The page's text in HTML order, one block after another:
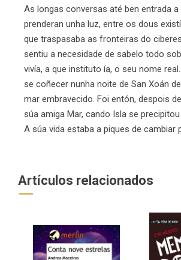
As longas conversas até ben entrada a
prenderan unha luz, entre os dous
que traspasaba as fronteiras do
sentiu a necesidade de sabelo todo
vivía, a que instituto ía, o seu nome
se coñecer nunha noite de San Xoán
mar embravecido. Foi entón, despois
súa amiga Mar, cando Isla se
A súa vida estaba a piques de cambiar
Artículos relacionados